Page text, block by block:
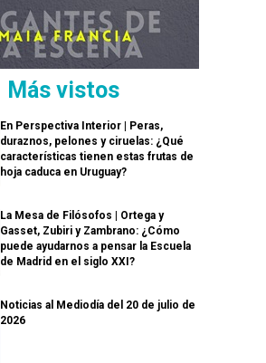
Más vistos
En Perspectiva Interior | Peras,
duraznos, pelones y ciruelas: ¿Qué
características tienen estas frutas de
hoja caduca en Uruguay?
La Mesa de Filósofos | Ortega y
Gasset, Zubiri y Zambrano: ¿Cómo
puede ayudarnos a pensar la Escuela
de Madrid en el siglo XXI?
Noticias al Mediodía del 20 de julio de
2026